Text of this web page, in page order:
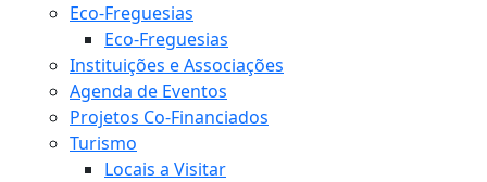
Eco-Freguesias
Eco-Freguesias
Instituições e Associações
Agenda de Eventos
Projetos Co-Financiados
Turismo
Locais a Visitar